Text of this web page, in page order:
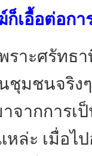
ก็เอื้อต่อก
ะศรัทธาที่
ชุมชนจริง
จากการเ
ล่ะ เมื่อไ